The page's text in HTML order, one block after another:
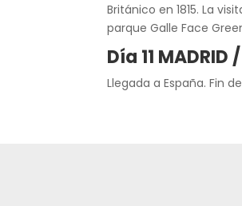
Británico en 1815. La
parque Galle Face
Día 11 MADRID
Llegada a España. Fin